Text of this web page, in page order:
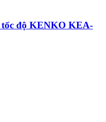
độ KENKO KEA-